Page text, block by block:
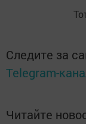
Следите за
Telegram-
Читайте